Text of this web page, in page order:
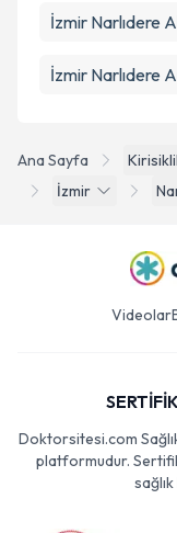
Ana Sayfa
İzmir
İzmir Narlıdere
İzmir Narlıdere
Videolar
Doktorsitesi.com
platformudur.